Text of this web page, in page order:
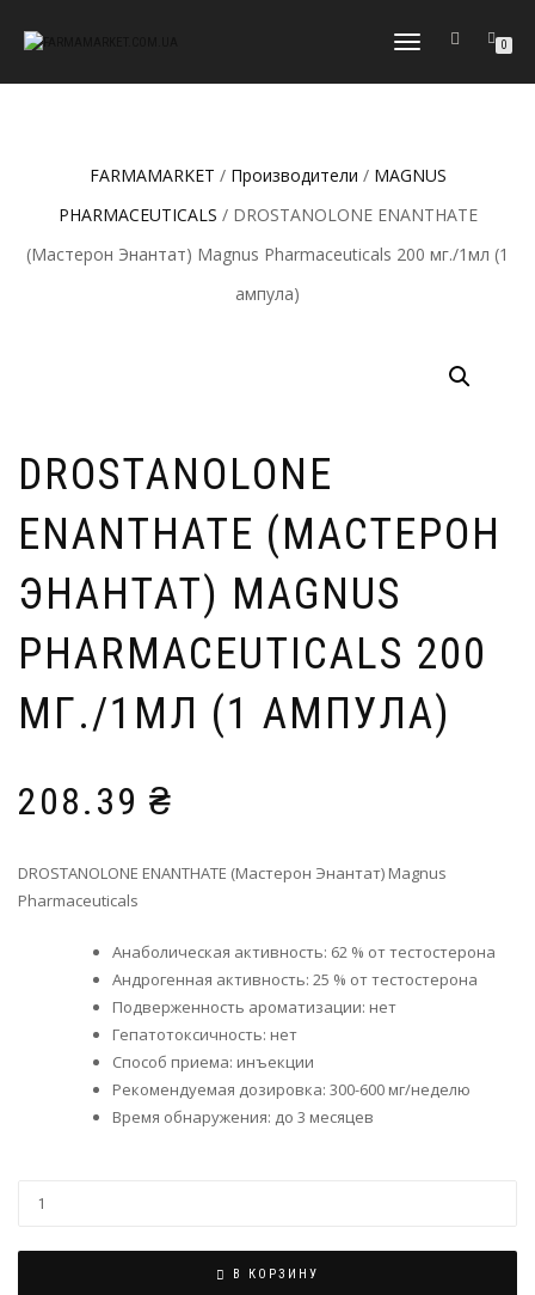
ПЕРЕКЛЮЧИТЬ
0
FARMAMARKET / Производители / MAGNUS
PHARMACEUTICALS / DROSTANOLONE ENANTHATE
(Мастерон Энантат) Magnus Pharmaceuticals 200 мг./1мл (1
ампула)
DROSTANOLONE
ENANTHATE (МАСТЕРОН
ЭНАНТАТ) MAGNUS
PHARMACEUTICALS 200
МГ./1МЛ (1 АМПУЛА)
208.39 ₴
DROSTANOLONE ENANTHATE (Мастерон Энантат) Magnus
Pharmaceuticals
Анаболическая активность: 62 % от тестостерона
Андрогенная активность: 25 % от тестостерона
Подверженность ароматизации: нет
Гепатотоксичность: нет
Способ приема: инъекции
Рекомендуемая дозировка: 300-600 мг/неделю
Время обнаружения: до 3 месяцев
В КОРЗИНУ